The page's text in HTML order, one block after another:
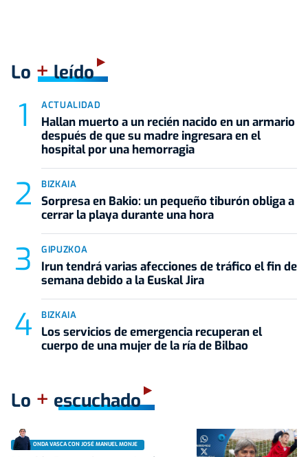
Lo +leído
ACTUALIDAD
Hallan muerto a un recién nacido en un armario
después de que su madre ingresara en el
hospital por una hemorragia
BIZKAIA
Sorpresa en Bakio: un pequeño tiburón obliga a
cerrar la playa durante una hora
GIPUZKOA
Irun tendrá varias afecciones de tráfico el fin de
semana debido a la Euskal Jira
BIZKAIA
Los servicios de emergencia recuperan el
cuerpo de una mujer de la ría de Bilbao
Lo + escuchado
ONDA VASCA CON JOSÉ MANUEL MONJE